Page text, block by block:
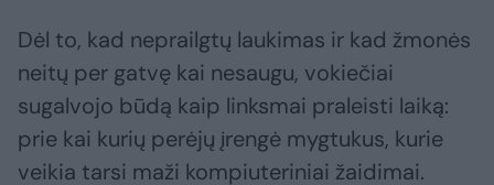
Dėl to, kad neprailgtų laukimas ir kad žmonės
neitų per gatvę kai nesaugu, vokiečiai
sugalvojo būdą kaip linksmai praleisti laiką:
prie kai kurių perėjų įrengė mygtukus, kurie
veikia tarsi maži kompiuteriniai žaidimai.